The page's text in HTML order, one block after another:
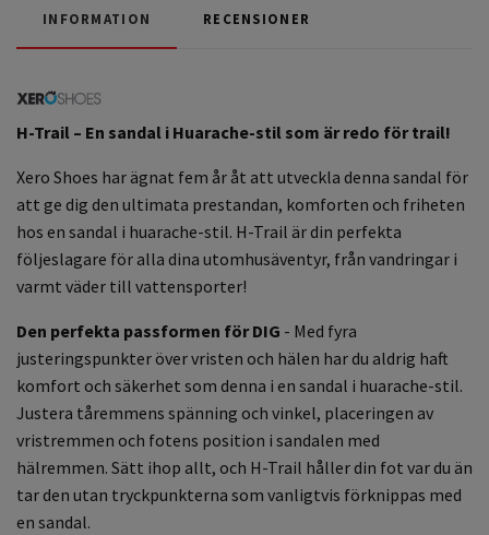
INFORMATION RECENSIONER
H-Trail – En sandal i Huarache-stil som är redo för trail!
Xero Shoes har ägnat fem år åt att utveckla denna sandal för
att ge dig den ultimata prestandan, komforten och friheten
hos en sandal i huarache-stil. H-Trail är din perfekta
följeslagare för alla dina utomhusäventyr, från vandringar i
varmt väder till vattensporter!
Den perfekta passformen för DIG - Med fyra
justeringspunkter över vristen och hälen har du aldrig haft
komfort och säkerhet som denna i en sandal i huarache-stil.
Justera tåremmens spänning och vinkel, placeringen av
vristremmen och fotens position i sandalen med
hälremmen. Sätt ihop allt, och H-Trail håller din fot var du än
tar den utan tryckpunkterna som vanligtvis förknippas med
en sandal.